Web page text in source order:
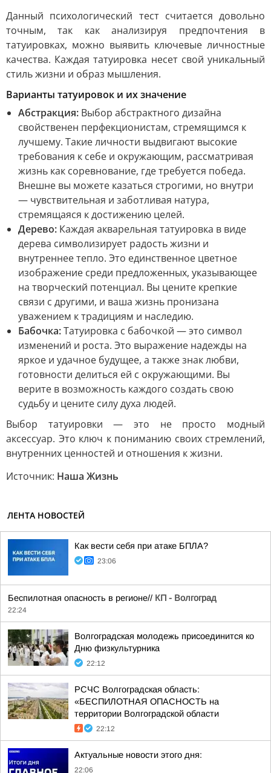
Данный психологический тест считается довольно
точным, так как анализируя предпочтения в
татуировках, можно выявить ключевые личностные
качества. Каждая татуировка несет свой уникальный
стиль жизни и образ мышления.
Варианты татуировок и их значение
Абстракция: Выбор абстрактного дизайна
свойственен перфекционистам, стремящимся к
лучшему. Такие личности выдвигают высокие
требования к себе и окружающим, рассматривая
жизнь как соревнование, где требуется победа.
Внешне вы можете казаться строгими, но внутри
— чувствительная и заботливая натура,
стремящаяся к достижению целей.
Дерево: Каждая акварельная татуировка в виде
дерева символизирует радость жизни и
внутреннее тепло. Это единственное цветное
изображение среди предложенных, указывающее
на творческий потенциал. Вы цените крепкие
связи с другими, и ваша жизнь пронизана
уважением к традициям и наследию.
Бабочка:Татуировка с бабочкой — это символ
изменений и роста. Это выражение надежды на
яркое и удачное будущее, а также знак любви,
готовности делиться ей с окружающими. Вы
верите в возможность каждого создать свою
судьбу и цените силу духа людей.
Выбор татуировки — это не просто модный
аксессуар. Это ключ к пониманию своих стремлений,
внутренних ценностей и отношения к жизни.
Источник: Наша Жизнь
ЛЕНТА НОВОСТЕЙ
Как вести себя при атаке БПЛА?
23:06
Беспилотная опасность в регионе// КП - Волгоград
22:24
Волгоградская молодежь присоединится ко
Дню физкультурника
22:12
РСЧС Волгоградская область:
«БЕСПИЛОТНАЯ ОПАСНОСТЬ на
территории Волгоградской области
22:12
Актуальные новости этого дня:
22:06